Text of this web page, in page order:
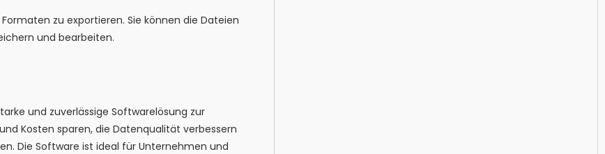
zu exportieren. Sie können die Dateien
und bearbeiten.
und zuverlässige Softwarelösung zur
Kosten sparen, die Datenqualität verbessern
Die Software ist ideal für Unternehmen und